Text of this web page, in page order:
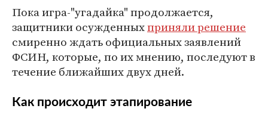
Пока игра-"угадайка" продолжается,
защитники осужденныхприняли решение
смиренно ждать официальных заявлений
ФСИН, которые, по их мнению, последуют в
течение ближайших двух дней.
Как происходит этапирование